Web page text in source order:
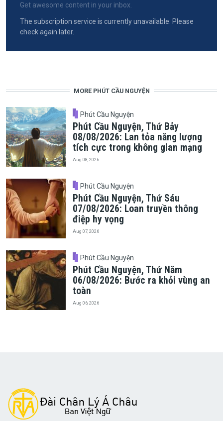
Get awesome content in your inbox.
The subscription service is currently unavailable. Please
check again later.
MORE PHÚT CẦU NGUYỆN
Phút Cầu Nguyện
Phút Cầu Nguyện, Thứ Bảy
08/08/2026: Lan tỏa năng lượng
tích cực trong không gian mạng
Aug 08, 2026
Phút Cầu Nguyện
Phút Cầu Nguyện, Thứ Sáu
07/08/2026: Loan truyền thông
điệp hy vọng
Aug 07, 2026
Phút Cầu Nguyện
Phút Cầu Nguyện, Thứ Năm
06/08/2026: Bước ra khỏi vùng an
toàn
Aug 06, 2026